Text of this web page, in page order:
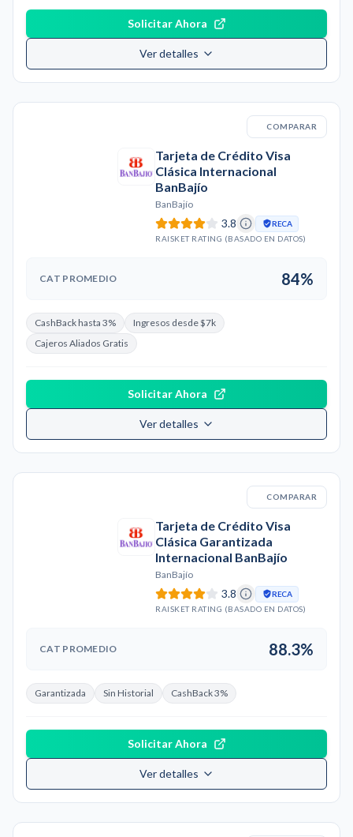
Solicitar Ahora
Ver detalles
COMPARAR
Tarjeta de Crédito Visa
Clásica Internacional
BanBajío
BanBajío
3.8
RECA
RAISKET RATING (BASADO EN DATOS)
CAT PROMEDIO 84%
CashBack hasta 3%
Ingresos desde $7k
Cajeros Aliados Gratis
Solicitar Ahora
Ver detalles
COMPARAR
Tarjeta de Crédito Visa
Clásica Garantizada
Internacional BanBajío
BanBajío
3.8
RECA
RAISKET RATING (BASADO EN DATOS)
CAT PROMEDIO 88.3%
Garantizada Sin Historial CashBack 3%
Solicitar Ahora
Ver detalles